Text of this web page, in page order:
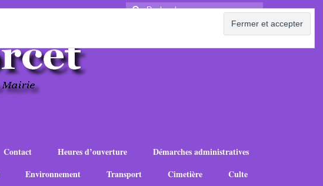
Rechercher
Contact Heures d’ouverture
Démarches administratives
Environnement Transport Cimetière
Culte